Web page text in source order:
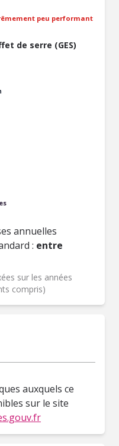
peu performant
de serre (GES)
annuelles
: entre
sur les années
compris)
auxquels ce
sur le site